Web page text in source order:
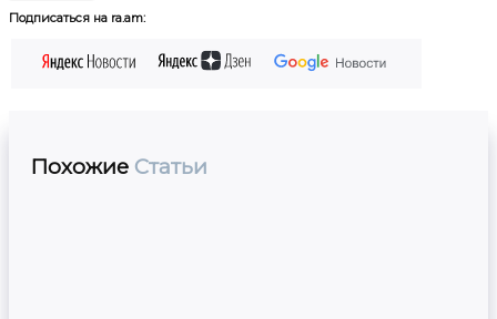
Подписаться на ra.am:
Похожие Статьи